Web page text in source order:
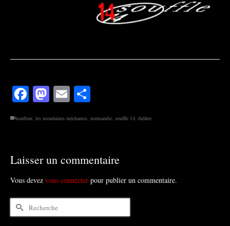
Facebook
Mastodon
Email
honfleur, les mondaines méchantes, normandie, souffle 14, théâtre
Laisser un commentaire
Vous devez vous connecter pour publier un commentaire.
Rechercher :